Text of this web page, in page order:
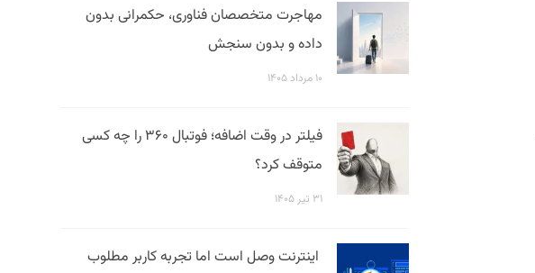
مهاجرت متخصصان فناوری، حکمرانی بدون
داده و بدون سنجش
۱۰ مرداد ۱۴۰۵
فیلتر در وقت اضافه؛ فوتبال ۳۶۰ را چه کسی
متوقف کرد؟
۳۱ تیر ۱۴۰۵
اینترنت وصل است اما تجربه کاربر مطلوب